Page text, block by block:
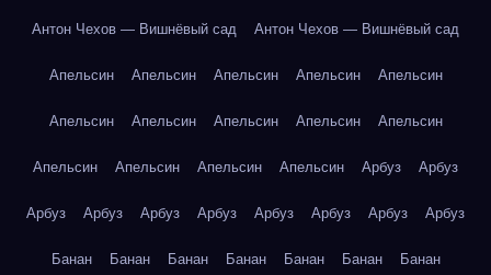
Антон Чехов — Вишнёвый сад Антон Чехов — Вишнёвый сад
Апельсин Апельсин Апельсин Апельсин Апельсин
Апельсин Апельсин Апельсин Апельсин Апельсин
Апельсин Апельсин Апельсин Апельсин Арбуз Арбуз
Арбуз Арбуз Арбуз Арбуз Арбуз Арбуз Арбуз Арбуз
Банан Банан Банан Банан Банан Банан Банан